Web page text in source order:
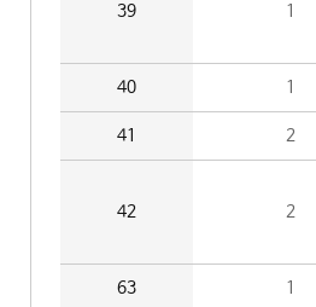
39 1
40 1
41 2
42 2
63 1